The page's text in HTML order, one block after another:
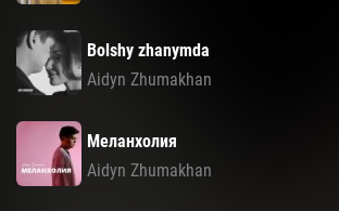
Bolshy zhanymda
Aidyn Zhumakhan
Меланхолия
Aidyn Zhumakhan